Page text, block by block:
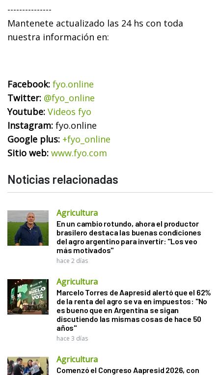
---------------
Mantenete actualizado las 24 hs con toda
nuestra información en:
Facebook: fyo.online
Twitter: @fyo_online
Youtube: Videos fyo
Instagram: fyo.online
Google plus: +fyo_online
Sitio web: www.fyo.com
Noticias relacionadas
Agricultura
En un cambio rotundo, ahora el productor
brasilero destaca las buenas condiciones
del agro argentino para invertir: "Los veo
más motivados"
hace 2 días
Agricultura
Marcelo Torres de Aapresid alertó que el 62%
de la renta del agro se va en impuestos: "No
es bueno que en Argentina se sigan
discutiendo las mismas cosas de hace 50
años"
hace 3 días
Agricultura
Comenzó el Congreso Aapresid 2026, con